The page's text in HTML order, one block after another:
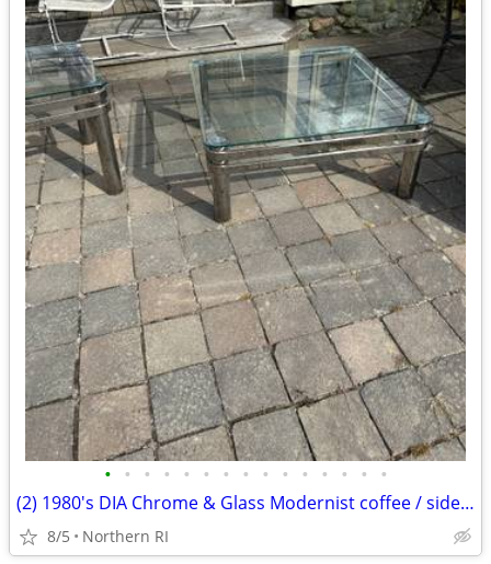
• • • • • • • • • • • • • • •
(2) 1980's DIA Chrome & Glass Modernist coffee / side table B49
8/5 Northern RI